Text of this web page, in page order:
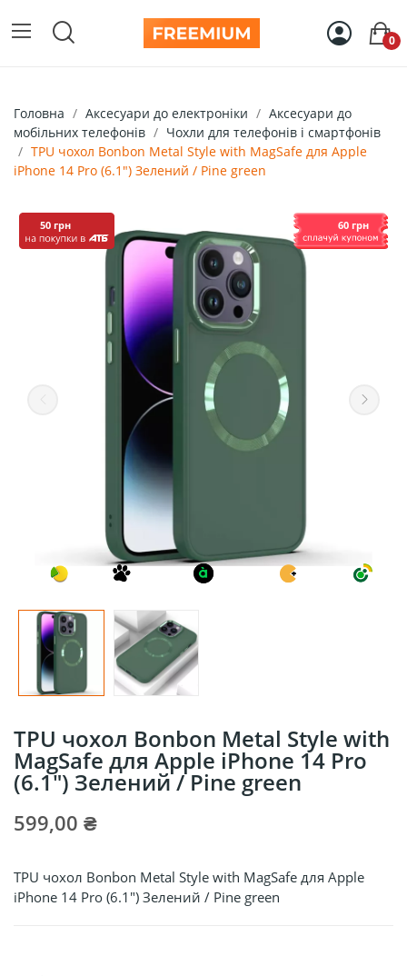
0
Головна Аксесуари до електроніки
Аксесуари до
мобільних телефонів
Чохли для телефонів і смартфонів
TPU чохол Bonbon Metal Style with MagSafe для Apple
iPhone 14 Pro (6.1") Зелений / Pine green
50 грн 60 грн
TPU чохол Bonbon Metal Style with
MagSafe для Apple iPhone 14 Pro
(6.1") Зелений / Pine green
599,00 ₴
TPU чохол Bonbon Metal Style with MagSafe для Apple
iPhone 14 Pro (6.1") Зелений / Pine green